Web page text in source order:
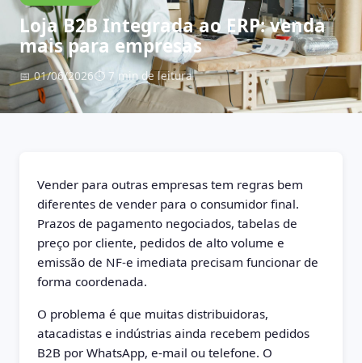
Loja B2B Integrada ao ERP: venda
mais para empresas
📅 01/06/2026⏱ 7 min de leitura
Vender para outras empresas tem regras bem
diferentes de vender para o consumidor final.
Prazos de pagamento negociados, tabelas de
preço por cliente, pedidos de alto volume e
emissão de NF-e imediata precisam funcionar de
forma coordenada.
O problema é que muitas distribuidoras,
atacadistas e indústrias ainda recebem pedidos
B2B por WhatsApp, e-mail ou telefone. O